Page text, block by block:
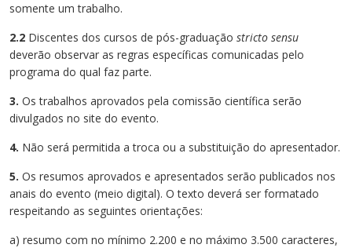
somente um trabalho.
2.2 Discentes dos cursos de pós-graduação stricto sensu
deverão observar as regras específicas comunicadas pelo
programa do qual faz parte.
3. Os trabalhos aprovados pela comissão científica serão
divulgados no site do evento.
4. Não será permitida a troca ou a substituição do apresentador.
5. Os resumos aprovados e apresentados serão publicados nos
anais do evento (meio digital). O texto deverá ser formatado
respeitando as seguintes orientações:
a) resumo com no mínimo 2.200 e no máximo 3.500 caracteres,